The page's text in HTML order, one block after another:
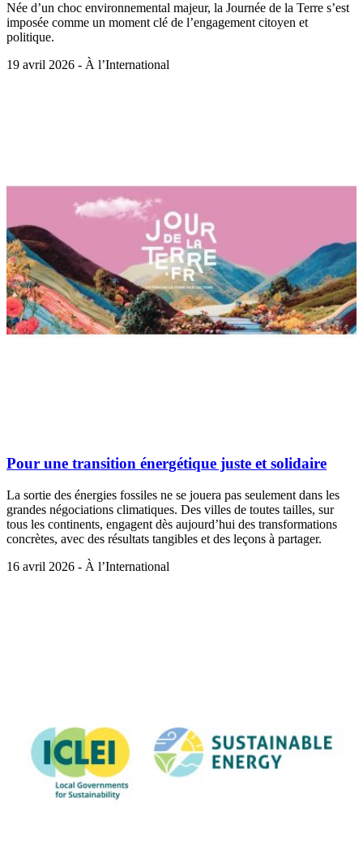
Née d’un choc environnemental majeur, la Journée de la Terre s’est
imposée comme un moment clé de l’engagement citoyen et
politique.
19 avril 2026 - À l’International
Pour une transition énergétique juste et solidaire
La sortie des énergies fossiles ne se jouera pas seulement dans les
grandes négociations climatiques. Des villes de toutes tailles, sur
tous les continents, engagent dès aujourd’hui des transformations
concrètes, avec des résultats tangibles et des leçons à partager.
16 avril 2026 - À l’International